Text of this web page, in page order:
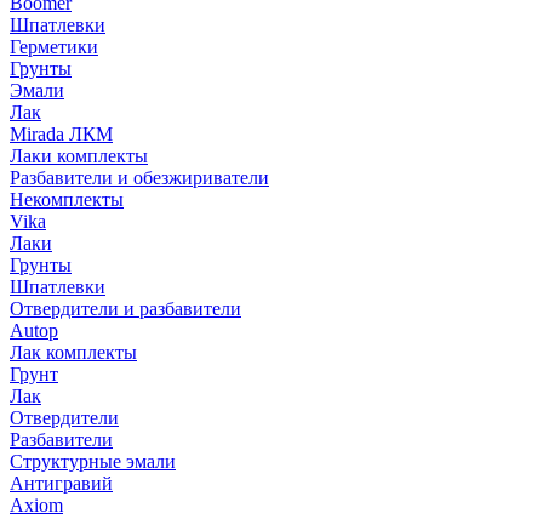
Шпатлевки
Герметики
Грунты
Эмали
Лак
Mirada ЛКМ
Лаки комплекты
Разбавители и обезжириватели
Некомплекты
Vika
Лаки
Грунты
Шпатлевки
Отвердители и разбавители
Autop
Лак комплекты
Грунт
Лак
Отвердители
Разбавители
Структурные эмали
Антигравий
Axiom